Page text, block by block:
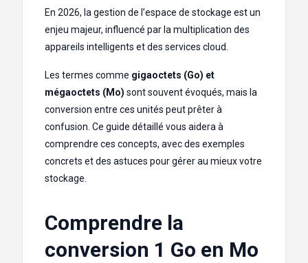
En 2026, la gestion de l’espace de stockage est un
enjeu majeur, influencé par la multiplication des
appareils intelligents et des services cloud.
Les termes comme gigaoctets (Go) et
mégaoctets (Mo) sont souvent évoqués, mais la
conversion entre ces unités peut prêter à
confusion. Ce guide détaillé vous aidera à
comprendre ces concepts, avec des exemples
concrets et des astuces pour gérer au mieux votre
stockage.
Comprendre la
conversion 1 Go en Mo